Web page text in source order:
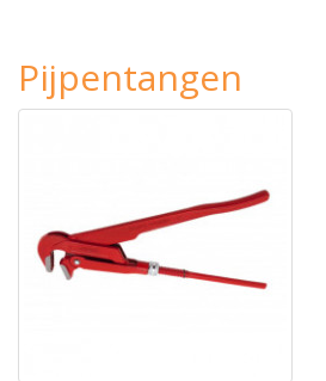
Pijpentangen